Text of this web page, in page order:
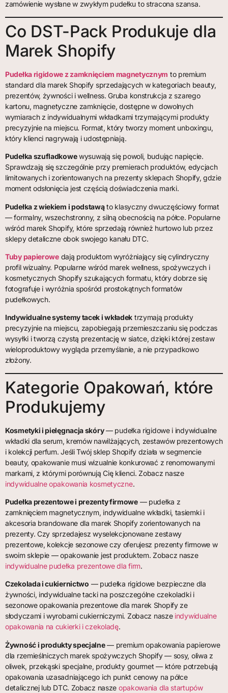
zamówienie wysłane w zwykłym pudełku to stracona szansa.
Co DST-Pack Produkuje dla
Marek Shopify
Pudełka rigidowe z zamknięciem magnetycznym to premium
standard dla marek Shopify sprzedających w kategoriach beauty,
prezentów, żywności i wellness. Gruba konstrukcja z szarego
kartonu, magnetyczne zamknięcie, dostępne w dowolnych
wymiarach z indywidualnymi wkładkami trzymającymi produkty
precyzyjnie na miejscu. Format, który tworzy moment unboxingu,
który klienci nagrywają i udostępniają.
Pudełka szufladkowewysuwają się powoli, budując napięcie.
Sprawdzają się szczególnie przy premierach produktów, edycjach
limitowanych i zorientowanych na prezenty sklepach Shopify, gdzie
moment odsłonięcia jest częścią doświadczenia marki.
Pudełka z wiekiem i podstawąto klasyczny dwuczęściowy format
— formalny, wszechstronny, z silną obecnością na półce. Popularne
wśród marek Shopify, które sprzedają również hurtowo lub przez
sklepy detaliczne obok swojego kanału DTC.
Tuby papierowedają produktom wyróżniający się cylindryczny
profil wizualny. Popularne wśród marek wellness, spożywczych i
kosmetycznych Shopify szukających formatu, który dobrze się
fotografuje i wyróżnia spośród prostokątnych formatów
pudełkowych.
Indywidualne systemy tacek i wkładek trzymają produkty
precyzyjnie na miejscu, zapobiegają przemieszczaniu się podczas
wysyłki i tworzą czystą prezentację w siatce, dzięki której zestaw
wieloproduktowy wygląda przemyślanie, a nie przypadkowo
złożony.
Kategorie Opakowań, które
Produkujemy
Kosmetyki i pielęgnacja skóry— pudełka rigidowe i indywidualne
wkładki dla serum, kremów nawilżających, zestawów prezentowych
i kolekcji perfum. Jeśli Twój sklep Shopify działa w segmencie
beauty, opakowanie musi wizualnie konkurować z renomowanymi
markami, z którymi porównują Cię klienci. Zobacz nasze
indywidualne opakowania kosmetyczne.
Pudełka prezentowe i prezenty firmowe— pudełka z
zamknięciem magnetycznym, indywidualne wkładki, tasiemki i
akcesoria brandowane dla marek Shopify zorientowanych na
prezenty. Czy sprzedajesz wyselekcjonowane zestawy
prezentowe, kolekcje sezonowe czy oferujesz prezenty firmowe w
swoim sklepie — opakowanie jest produktem. Zobacz nasze
indywidualne pudełka prezentowe dla firm.
Czekolada i cukiernictwo — pudełka rigidowe bezpieczne dla
żywności, indywidualne tacki na poszczególne czekoladki i
sezonowe opakowania prezentowe dla marek Shopify ze
słodyczami i wyrobami cukierniczymi. Zobacz nasze indywidualne
opakowania na cukierki i czekoladę.
Żywność i produkty specjalne— premium opakowania papierowe
dla rzemieślniczych marek spożywczych Shopify — sosy, oliwa z
oliwek, przekąski specjalne, produkty gourmet — które potrzebują
opakowania uzasadniającego ich punkt cenowy na półce
detalicznej lub DTC. Zobacz nasze opakowania dla startupów